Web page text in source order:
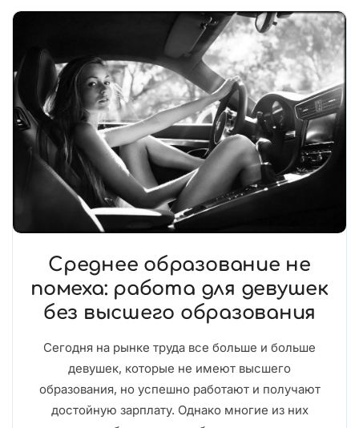
Среднее образование не
помеха: работа для девушек
без высшего образования
Сегодня на рынке труда все больше и больше
девушек, которые не имеют высшего
образования, но успешно работают и получают
достойную зарплату. Однако многие из них